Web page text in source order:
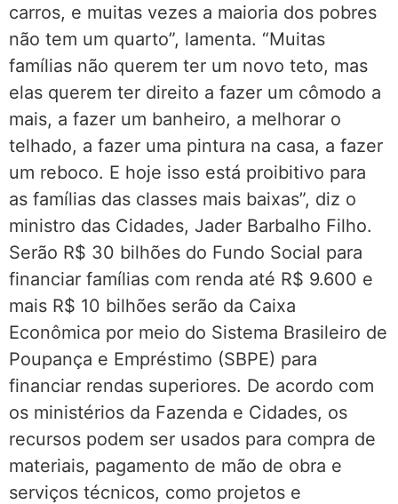
carros, e muitas vezes a maioria dos pobres
não tem um quarto”, lamenta. “Muitas
famílias não querem ter um novo teto, mas
elas querem ter direito a fazer um cômodo a
mais, a fazer um banheiro, a melhorar o
telhado, a fazer uma pintura na casa, a fazer
um reboco. E hoje isso está proibitivo para
as famílias das classes mais baixas”, diz o
ministro das Cidades, Jader Barbalho Filho.
Serão R$ 30 bilhões do Fundo Social para
financiar famílias com renda até R$ 9.600 e
mais R$ 10 bilhões serão da Caixa
Econômica por meio do Sistema Brasileiro de
Poupança e Empréstimo (SBPE) para
financiar rendas superiores. De acordo com
os ministérios da Fazenda e Cidades, os
recursos podem ser usados para compra de
materiais, pagamento de mão de obra e
serviços técnicos, como projetos e